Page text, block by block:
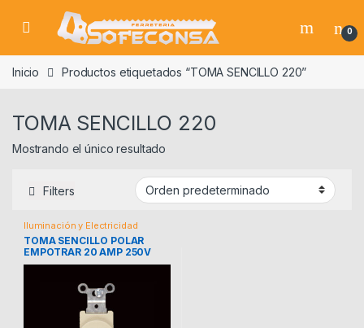
Skip to navigation
Skip to content
0
Inicio Productos etiquetados “TOMA SENCILLO 220”
TOMA SENCILLO 220
Mostrando el único resultado
Filters
Iluminación y Electricidad
TOMA SENCILLO POLAR
EMPOTRAR 20 AMP 250V
1876V EAGLE